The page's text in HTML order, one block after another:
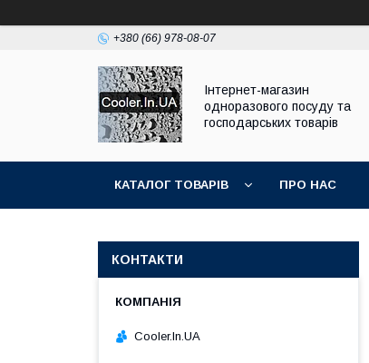
+380 (66) 978-08-07
Інтернет-магазин
одноразового посуду та
господарських товарів
КАТАЛОГ ТОВАРІВ ПРО НАС
КОНТАКТИ
Cooler.In.UA